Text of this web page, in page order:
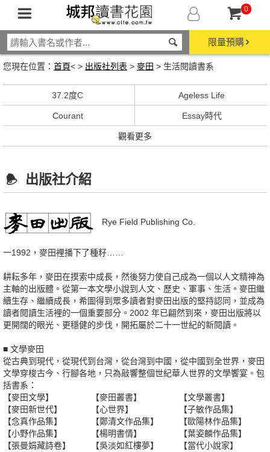
0
限量預購
您現在位置： 首頁< > 出版社列表 > 麥田 > 生活閱讀書系
37.2度C Ageless Life
Courant Essay時代
觀看更多
出版社介紹
Rye Field Publishing Co.
一1992，麥田裡播下了種籽……
耕耘多年，麥田在摸索中成長，然後努力使自己成為一個以人文精神為
主軸的出版體。從第一本文學小說到人文、歷史、軍事、生活。麥田繼
續生存、繼續成長，希圖得到眾多讀者對麥田出版的堅持認同，並成為
讀者閱讀生活裡的一個重要部分。2002 年已翩然到來，麥田出版將以
更開闊的眼光、更穩健的步伐，開拓屬於二十一世紀的新閱讀。
■ 文學麥田
從古典到現代，從現代到台灣，從台灣到中國，從中國到全世界，麥田
文學穿梭古今、行腳各地，只為敲響整個世紀華人世界的文學饗宴。包
括書系：
【麥田文學】
【麥田叢書】
【文學叢書】
【麥田新世代】
【心世界】
【子敏作品集】
【念真作品集】
【鄭清文作品集】
【歐陽林作品集】
【小野作品集】
【楊明書情】
【葉姿麟作品集】
【張曼娟藏詩卷】
【吳淡如紅樓夢】
【當代小說家】